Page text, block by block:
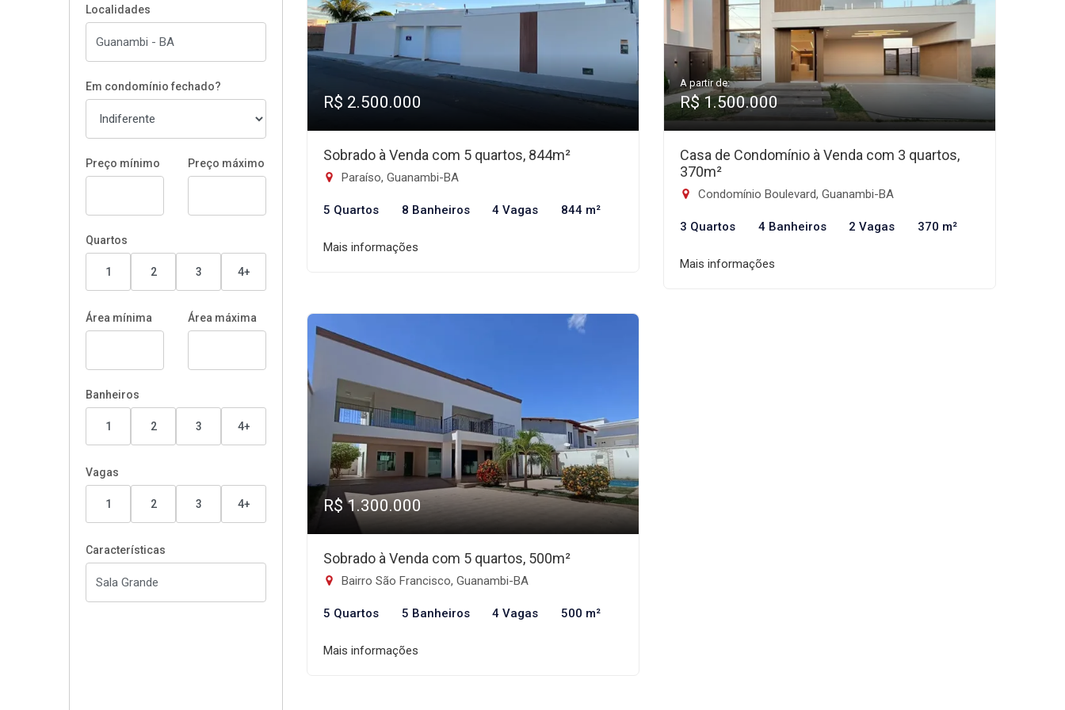
Localidades
Em condomínio fechado?
Preço mínimo Preço máximo
Quartos
1 2 3 4+
Área mínima Área máxima
Banheiros
1 2 3 4+
Vagas
1 2 3 4+
Características
R$ 2.500.000
Sobrado à Venda com 5 quartos, 844m²
Paraíso, Guanambi-BA
5 Quartos 8 Banheiros 4 Vagas 844 m²
Mais informações
A partir de:
R$ 1.500.000
Casa de Condomínio à Venda com 3 quartos,
370m²
Condomínio Boulevard, Guanambi-BA
3 Quartos 4 Banheiros 2 Vagas 370 m²
Mais informações
R$ 1.300.000
Sobrado à Venda com 5 quartos, 500m²
Bairro São Francisco, Guanambi-BA
5 Quartos 5 Banheiros 4 Vagas 500 m²
Mais informações